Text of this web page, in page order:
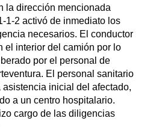
la dirección mencionada
1-2 activó de inmediato los
necesarios. El conductor
el interior del camión por lo
por el personal de
El personal sanitario
inicial del afectado,
a un centro hospitalario.
cargo de las diligencias